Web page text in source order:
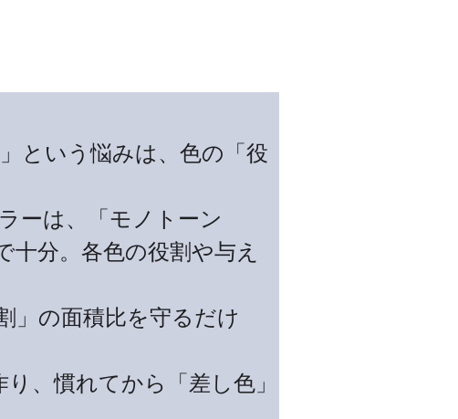
という悩みは、色の「役
ーは、「モノトーン
十分。各色の役割や与え
」の面積比を守るだけ
、慣れてから「差し色」